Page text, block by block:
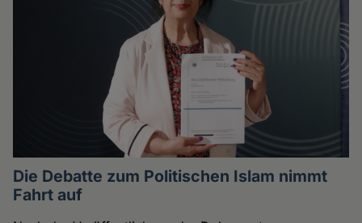
Die Debatte zum Politischen Islam nimmt
Fahrt auf